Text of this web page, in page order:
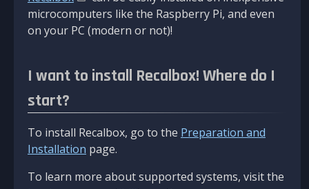
microcomputers like the Raspberry Pi, and even
on your PC (modern or not)!
I want to install Recalbox! Where do I
start?
To install Recalbox, go to the Preparation and
Installation page.
To learn more about supported systems, visit the